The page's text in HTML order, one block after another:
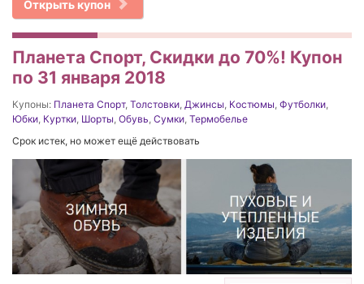
Открыть купон
Планета Спорт, Скидки до 70%! Купон
по 31 января 2018
Купоны: Планета Спорт, Толстовки Джинсы Костюмы Футболки
Юбки Куртки Шорты Обувь Сумки Термобелье
Срок истек, но может ещё действовать